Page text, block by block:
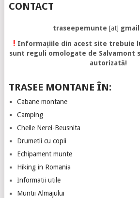
CONTACT
traseepemunte [at] gmail
! Informațiile din acest site trebuie
sunt reguli omologate de Salvamont
autorizată!
TRASEE MONTANE ÎN:
Cabane montane
Camping
Cheile Nerei-Beusnita
Drumetii cu copii
Echipament munte
Hiking in Romania
Informatii utile
Muntii Almajului